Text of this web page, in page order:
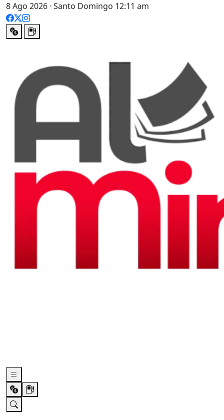
8 Ago 2026 · Santo Domingo 12:11 am